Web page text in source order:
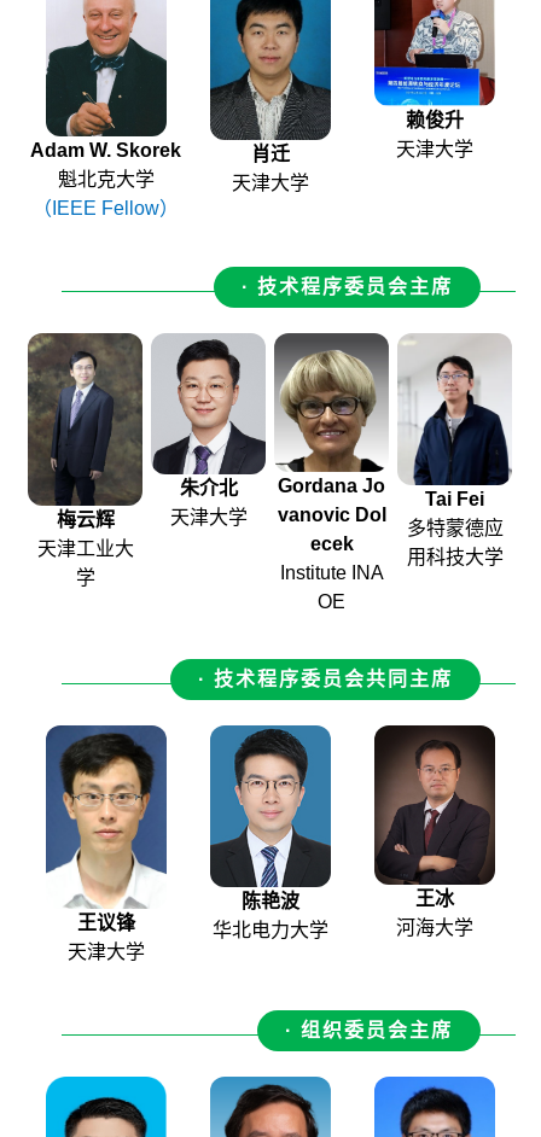
Adam W. Skorek
魁北克大学
（IEEE Fellow）
肖迁
天津大学
赖俊升
天津大学
· 技术程序委员会主席
梅云辉
天津工业大
学
朱介北
天津大学
Gordana Jo
vanovic Dol
ecek
Institute INA
OE
Tai Fei
多特蒙德应
用科技大学
· 技术程序委员会共同主席
王议锋
天津大学
陈艳波
华北电力大学
王冰
河海大学
· 组织委员会主席